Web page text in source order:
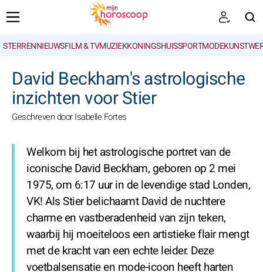
STERRENNIEUWSFILM & TVMUZIEKKONINGSHUISSPORTMODE
David Beckham's astrologische
inzichten voor Stier
Geschreven door Isabelle Fortes
Welkom bij het astrologische portret van de
iconische David Beckham, geboren op 2 mei
1975, om 6:17 uur in de levendige stad Londen,
VK! Als Stier belichaamt David de nuchtere
charme en vastberadenheid van zijn teken,
waarbij hij moeiteloos een artistieke flair mengt
met de kracht van een echte leider. Deze
voetbalsensatie en mode-icoon heeft harten